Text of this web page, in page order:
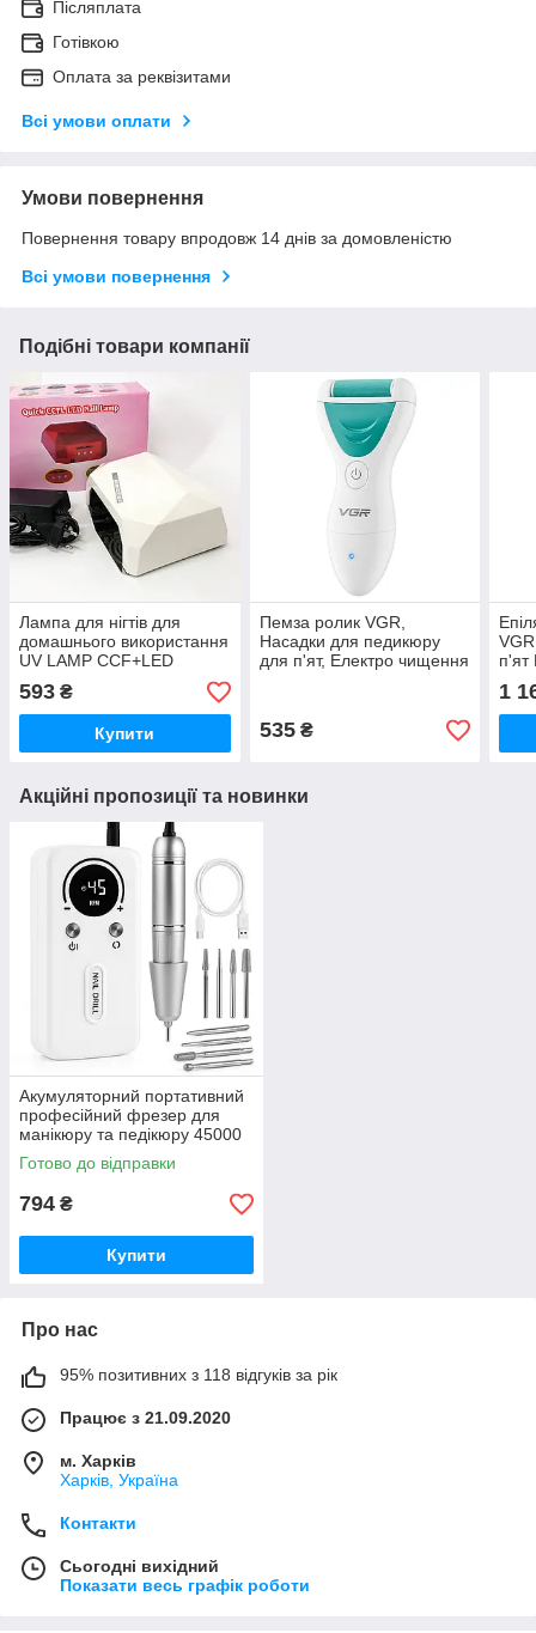
Післяплата
Готівкою
Оплата за реквізитами
Всі умови оплати
Умови повернення
Повернення товару впродовж 14 днів за домовленістю
Всі умови повернення
Подібні товари компанії
Лампа для нігтів для
домашнього використання
UV LAMP CCF+LED
Сушарка для лаку нігтів
BS-29
593 ₴
Купити
Пемза ролик VGR,
Насадки для педикюру
для п'ят, Електро чищення
535₴
п'ят
1
Акційні пропозиції та новинки
Акумуляторний портативний
професійний фрезер для
манікюру та педікюру 45000
об/хв 2600 мАч з насадками
SR-26
Готово до відправки
794 ₴
Купити
Про нас
95% позитивних з 118 відгуків за рік
Працює з 21.09.2020
м. Харків
Харків, Україна
Контакти
Сьогодні вихідний
Показати весь графік роботи